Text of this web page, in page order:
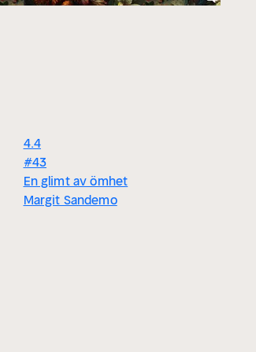
4.4
#43
En glimt av ömhet
Margit Sandemo